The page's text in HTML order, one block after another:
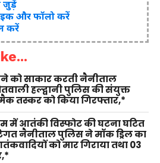
जुड़ें
और फॉलो करें
करें
को साकार करती नैनीताल
हल्द्वानी पुलिस की संयुक्त
तस्कर को किया गिरफ्तार,*
में आतंकी विस्फोट की घटना घटित
नैनीताल पुलिस ने मॉक ड्रिल का
को मार गिराया तथा 03